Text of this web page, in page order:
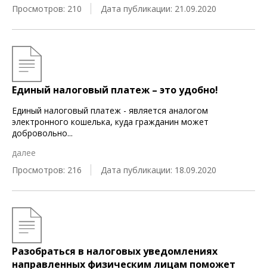
Просмотров: 210
Дата публикации: 21.09.2020
Единый налоговый платеж – это удобно!
Единый налоговый платеж - является аналогом
электронного кошелька, куда гражданин может
добровольно...
далее
Просмотров: 216
Дата публикации: 18.09.2020
Разобраться в налоговых уведомлениях
направленных физическим лицам поможет